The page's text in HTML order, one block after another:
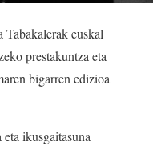
Tabakalerak euskal
prestakuntza eta
bigarren edizioa
ikusgaitasuna